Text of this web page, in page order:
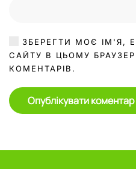
ЗБЕРЕГТИ МОЄ ІМ'Я,
САЙТУ В ЦЬОМУ
КОМЕНТАРІВ.
Опублікувати коментар